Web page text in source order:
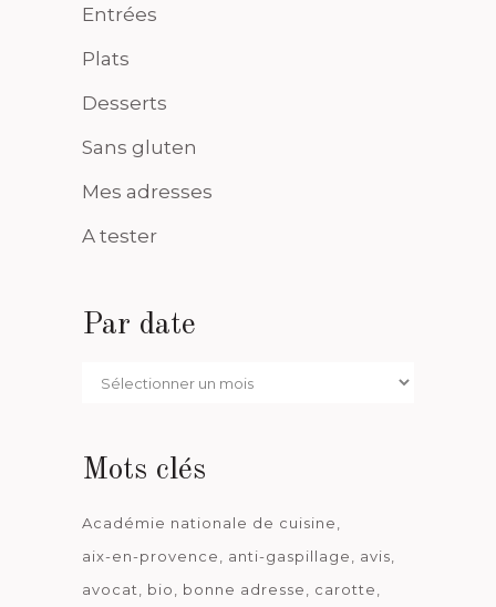
Entrées
Plats
Desserts
Sans gluten
Mes adresses
A tester
Par date
Par
Mots clés
Académie nationale de cuisine
aix-en-provence
anti-gaspillage
avis
avocat
bio bonne adresse
carotte